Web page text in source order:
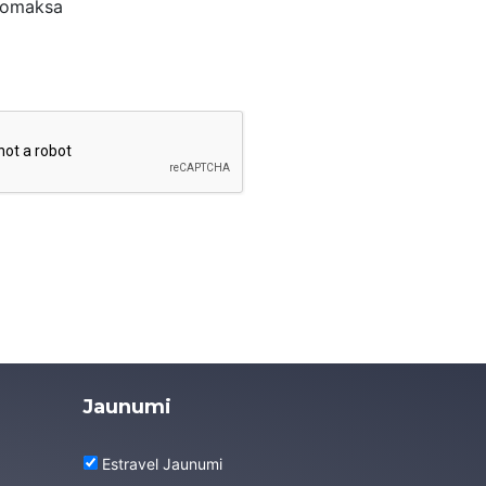
Jaunumi
Estravel Jaunumi